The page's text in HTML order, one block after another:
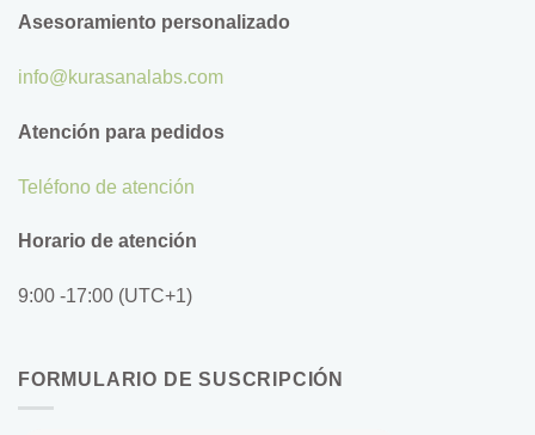
Asesoramiento personalizado
info@kurasanalabs.com
Atención para pedidos
Teléfono de atención
Horario de atención
9:00 -17:00 (UTC+1)
FORMULARIO DE SUSCRIPCIÓN